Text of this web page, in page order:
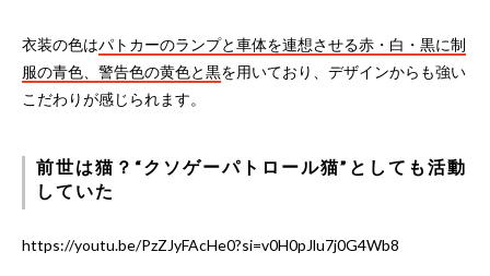
衣装の色はパトカーのランプと車体を連想させる赤・白・黒に制
服の青色、警告色の黄色と黒を用いており、デザインからも強い
こだわりが感じられます。
前世は猫？“クソゲーパトロール猫”としても活動
していた
https://youtu.be/PzZJyFAcHe0?si=v0H0pJlu7j0G4Wb8